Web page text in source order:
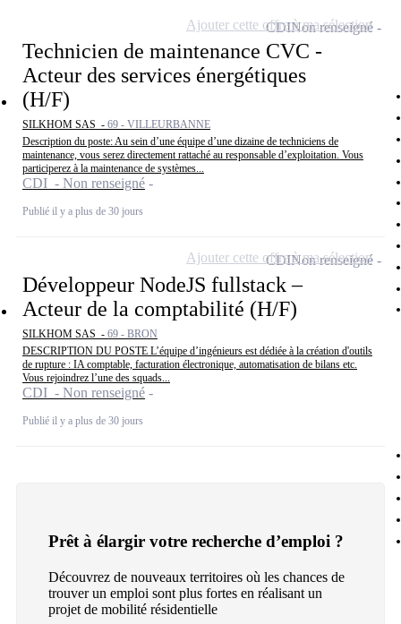
Technicien de maintenance CVC -
Acteur des services énergétiques
(H/F)
SILKHOM SAS - 69 - VILLEURBANNE
Description du poste: Au sein d’une équipe d’une dizaine de techniciens de
maintenance, vous serez directement rattaché au responsable d’exploitation. Vous
participerez à la maintenance de systèmes...
CDI - Non renseigné
Publié il y a plus de 30 jours
CDINon renseigné
Ajouter cette offre à ma sélection
Développeur NodeJS fullstack –
Acteur de la comptabilité (H/F)
SILKHOM SAS - 69 - BRON
DESCRIPTION DU POSTE L’équipe d’ingénieurs est dédiée à la création d'outils
de rupture : IA comptable, facturation électronique, automatisation de bilans etc.
Vous rejoindrez l’une des squads...
CDI - Non renseigné
Publié il y a plus de 30 jours
CDINon renseigné
Ajouter cette offre à ma sélection
Prêt à élargir votre recherche d’emploi ?
Découvrez de nouveaux territoires où les chances de
trouver un emploi sont plus fortes en réalisant un
projet de mobilité résidentielle